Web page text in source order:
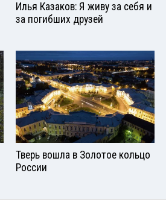
Илья Казаков: Я живу за себя и
за погибших друзей
Тверь вошла в Золотое кольцо
России